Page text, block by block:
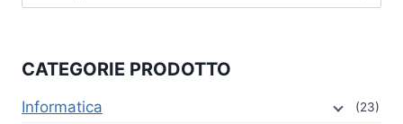
CATEGORIE PRODOTTO
Informatica (23)